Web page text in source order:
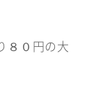
８０円の大